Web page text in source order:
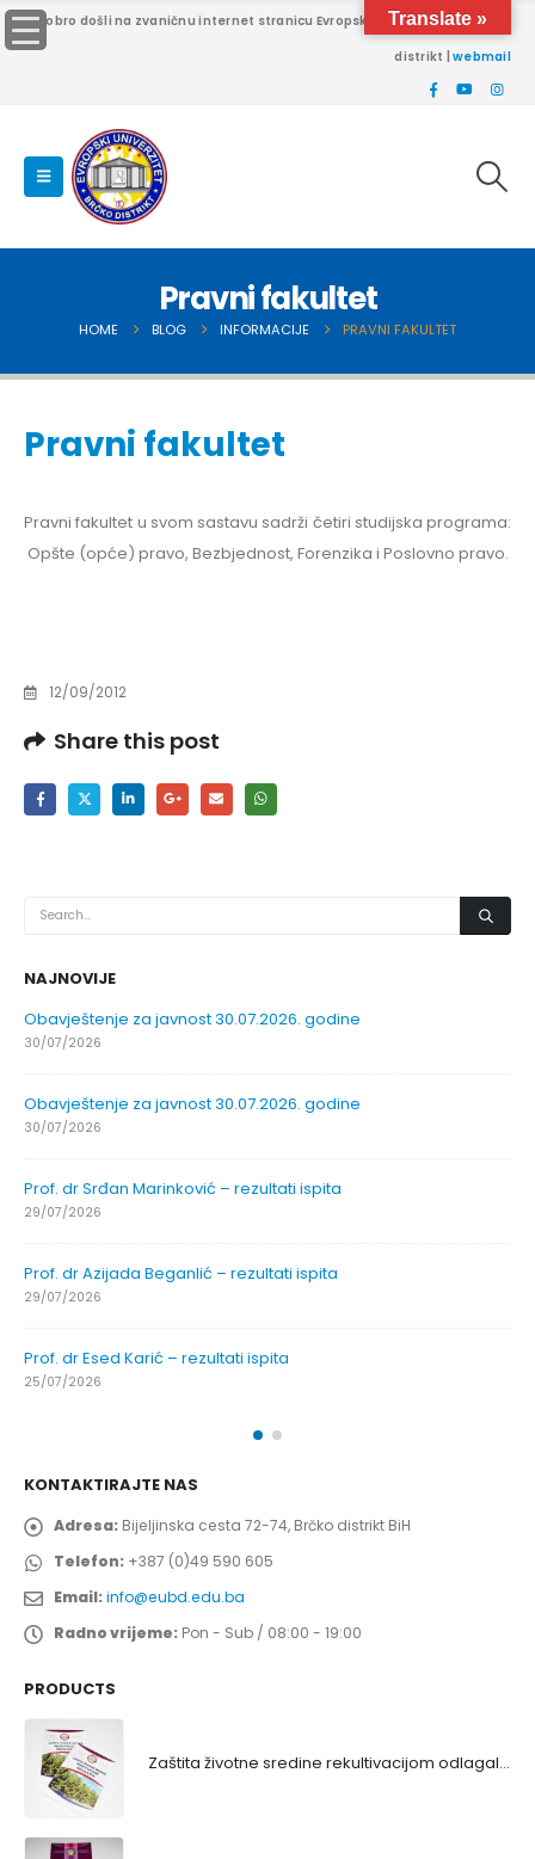
Dobro došli na zvaničnu internet stranicu Evropskog univerziteta Brčko
distrikt |webmail
Pravni fakultet
HOME BLOG INFORMACIJE PRAVNI FAKULTET
Pravni fakultet
Pravni fakultet u svom sastavu sadrži četiri studijska programa:
Opšte (opće) pravo, Bezbjednost, Forenzika i Poslovno pravo.
12/09/2012
Share this post
NAJNOVIJE
Obavještenje za javnost 30.07.2026. godine
30/07/2026
Obavještenje za javnost 30.07.2026. godine
30/07/2026
Prof. dr Srđan Marinković – rezultati ispita
29/07/2026
Prof. dr Azijada Beganlić – rezultati ispita
29/07/2026
Prof. dr Esed Karić – rezultati ispita
25/07/2026
KONTAKTIRAJTE NAS
Adresa: Bijeljinska cesta 72-74, Brčko distrikt BiH
Telefon: +387 (0)49 590 605
Email:info@eubd.edu.ba
Radno vrijeme: Pon - Sub / 08:00 - 19:00
PRODUCTS
Zaštita životne sredine rekultivacijom odlagališta
Translate »